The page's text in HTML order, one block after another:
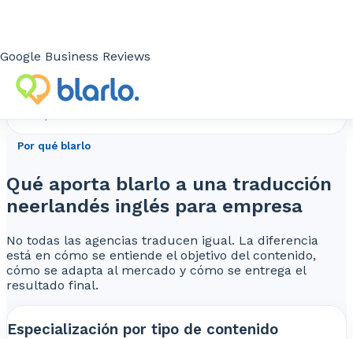
Google Business Reviews
En una combinación como neerlandés-inglés o inglés-
idioma. También depende del sector, del tipo de
documento, del público final y del mercado concreto
Por qué blarlo
Qué aporta blarlo a una traducción
neerlandés inglés para empresa
No todas las agencias traducen igual. La diferencia
está en cómo se entiende el objetivo del contenido,
cómo se adapta al mercado y cómo se entrega el
resultado final.
Especialización por tipo de contenido